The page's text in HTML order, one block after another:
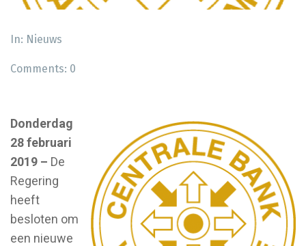
In: Nieuws
Comments: 0
Donderdag
28 februari
2019 – De
Regering
heeft
besloten om
een nieuwe